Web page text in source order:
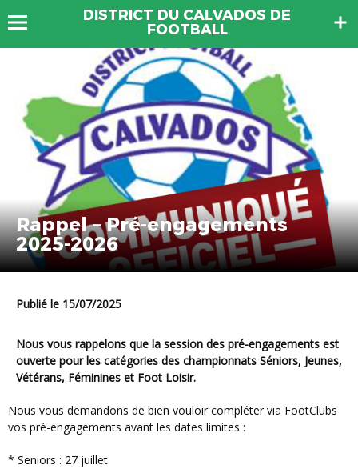
DISTRICT DU CALVADOS DE
FOOTBALL
Rappel – Pré-engagements
2025-2026
Publié le 15/07/2025
Nous vous rappelons que la session des pré-engagements est
ouverte pour les catégories des championnats Séniors, Jeunes,
Vétérans, Féminines et Foot Loisir.
Nous vous demandons de bien vouloir compléter via FootClubs
vos pré-engagements avant les dates limites :
* Seniors : 27 juillet